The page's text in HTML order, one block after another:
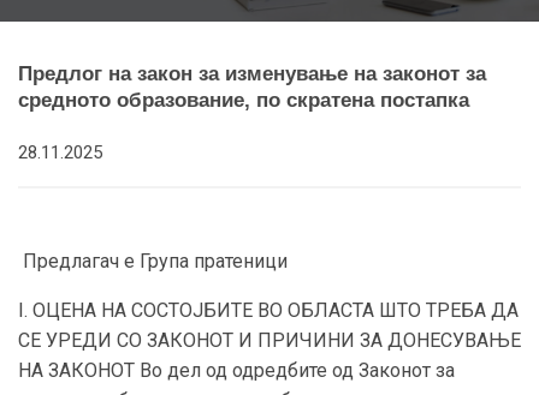
Предлог на закон за изменување на законот за
средното образование, по скратена постапка
28.11.2025
Предлагач е Група пратеници
I. ОЦЕНА НА СОСТОЈБИТЕ ВО ОБЛАСТА ШТО ТРЕБА ДА
СЕ УРЕДИ СО ЗАКОНОТ И ПРИЧИНИ ЗА ДОНЕСУВАЊЕ
НА ЗАКОНОТ Во дел од одредбите од Законот за